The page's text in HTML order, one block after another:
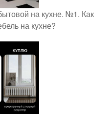
на кухне. №1. Как
на кухне?